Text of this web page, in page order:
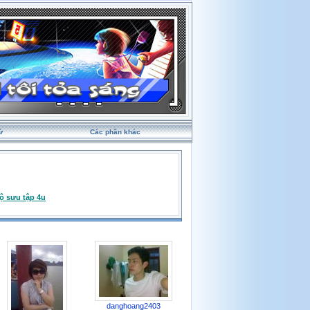
Các phần khác
sưu tập 4u
danghoang2403